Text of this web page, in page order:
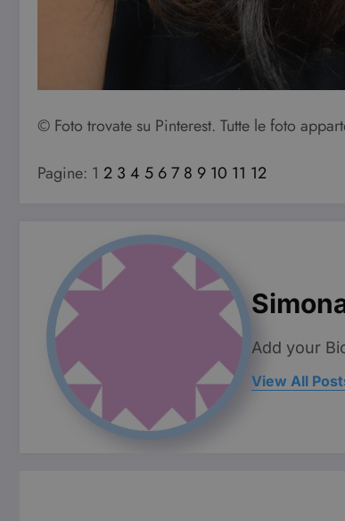
© Foto trovate su Pinterest. Tutte le foto
Pagine: 1 2 3 4 5 67 8 9 10 11 12
Add your
View All